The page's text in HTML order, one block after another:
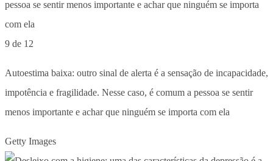
9 de 12
Autoestima baixa: outro sinal de alerta é a sensação de incapacidade,
impotência e fragilidade. Nesse caso, é comum a pessoa se sentir
menos importante e achar que ninguém se importa com ela
Getty Images